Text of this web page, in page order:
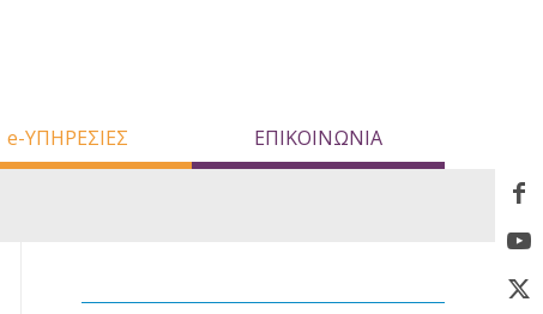
e-ΥΠΗΡΕΣΙΕΣ ΕΠΙΚΟΙΝΩΝΙΑ